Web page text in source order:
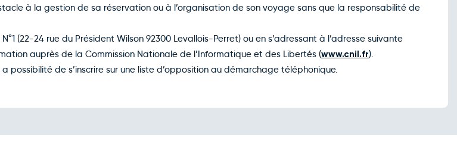
à la gestion de sa réservation ou à l’organisation de son voyage sans que la responsabilité de
(22-24 rue du Président Wilson 92300 Levallois-Perret) ou en s’adressant à l’adresse suivante
auprès de la Commission Nationale de l’Informatique et des Libertés (www.cnil.fr).
de s’inscrire sur une liste d’opposition au démarchage téléphonique.